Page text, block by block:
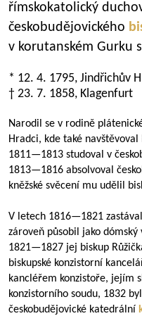
římskokatolický
českobudějovického
v korutanském Gurku
* 12. 4. 1795, Jindřichův
† 23. 7. 1858, Klagenfurt
Narodil se v rodině
Hradci, kde také navštěvoval
1811—1813 studoval v
1813—1816 absolvoval
kněžské svěcení mu udělil
V letech 1816—1821
zároveň působil jako
1821—1827 jej biskup
biskupské konzistorní
kancléřem konzistoře, jejím
konzistorního soudu, 1832
českobudějovické katedrální